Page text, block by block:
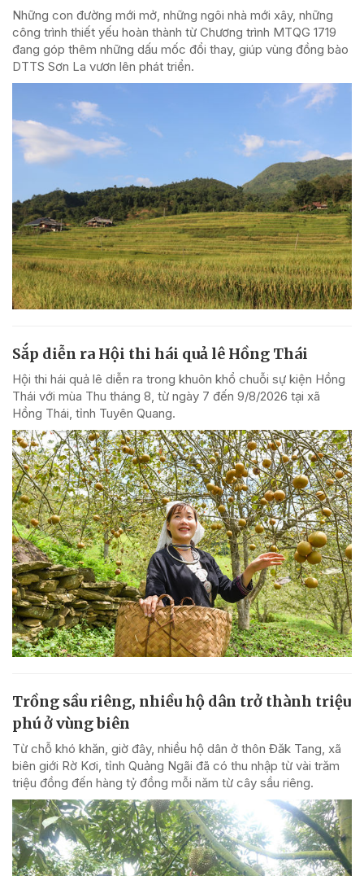
Những con đường mới mở, những ngôi nhà mới xây, những
công trình thiết yếu hoàn thành từ Chương trình MTQG 1719
đang góp thêm những dấu mốc đổi thay, giúp vùng đồng bào
DTTS Sơn La vươn lên phát triển.
Sắp diễn ra Hội thi hái quả lê Hồng Thái
Hội thi hái quả lê diễn ra trong khuôn khổ chuỗi sự kiện Hồng
Thái với mùa Thu tháng 8, từ ngày 7 đến 9/8/2026 tại xã
Hồng Thái, tỉnh Tuyên Quang.
Trồng sầu riêng, nhiều hộ dân trở thành triệu
phú ở vùng biên
Từ chỗ khó khăn, giờ đây, nhiều hộ dân ở thôn Đăk Tang, xã
biên giới Rờ Kơi, tỉnh Quảng Ngãi đã có thu nhập từ vài trăm
triệu đồng đến hàng tỷ đồng mỗi năm từ cây sầu riêng.